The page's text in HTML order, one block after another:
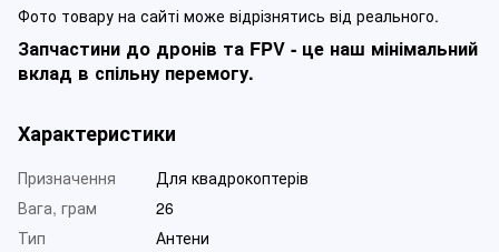
Фото товару на сайті може відрізнятись від реального.
Запчастини до дронів та FPV - це наш мінімальний
вклад в спільну перемогу.
Характеристики
Призначення
Для квадрокоптерів
Вага, грам
26
Тип
Антени